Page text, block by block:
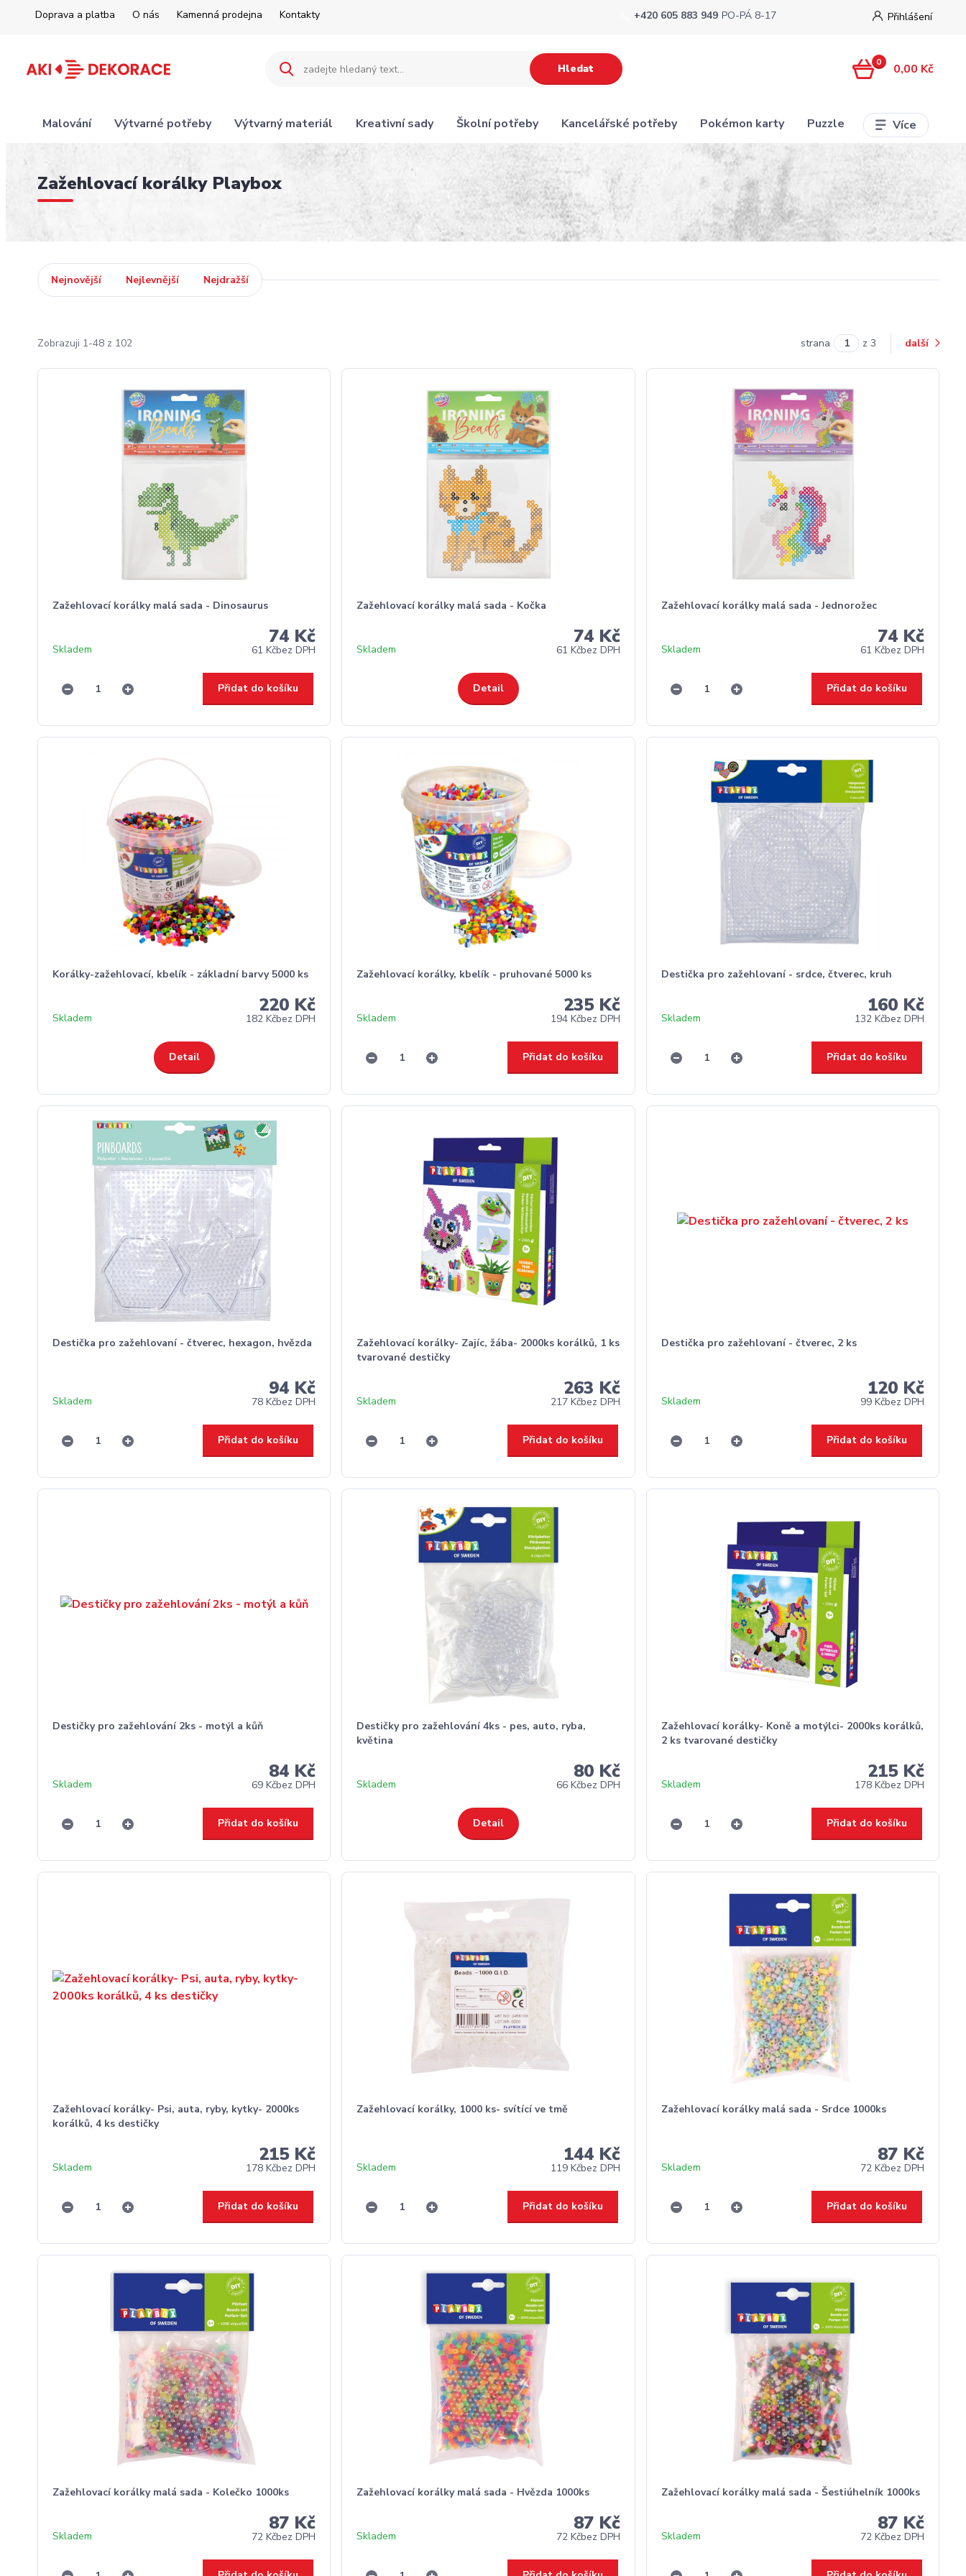
Doprava a platba O nás Kamenná prodejna Kontakty Přihlášení
Hledat
+420 605 883 949 PO-PÁ 8-17
0 0,00 Kč
Malování Výtvarné potřeby Výtvarný materiál Kreativní sady Školní potřeby Kancelářské potřeby Pokémon karty Puzzle Více
Zažehlovací korálky Playbox
Nejnovější Nejlevnější Nejdražší
Zobrazuji 1-48 z 102 strana z 3 další
Zažehlovací korálky malá sada - Dinosaurus
74 Kč
61 Kčbez DPH
Skladem
Přidat do košíku
Zažehlovací korálky malá sada - Kočka
74 Kč
61 Kčbez DPH
Skladem
Detail
Zažehlovací korálky malá sada - Jednorožec
74 Kč
61 Kčbez DPH
Skladem
Přidat do košíku
Korálky-zažehlovací, kbelík - základní barvy 5000 ks
220 Kč
182 Kčbez DPH
Skladem
Detail
Zažehlovací korálky, kbelík - pruhované 5000 ks
235 Kč
194 Kčbez DPH
Skladem
Přidat do košíku
Destička pro zažehlovaní - srdce, čtverec, kruh
160 Kč
132 Kčbez DPH
Skladem
Přidat do košíku
Destička pro zažehlovaní - čtverec, hexagon, hvězda
94 Kč
78 Kčbez DPH
Skladem
Přidat do košíku
Zažehlovací korálky- Zajíc, žába- 2000ks korálků, 1 ks
tvarované destičky
263 Kč
217 Kčbez DPH
Skladem
Přidat do košíku
Destička pro zažehlovaní - čtverec, 2 ks
120 Kč
99 Kčbez DPH
Skladem
Přidat do košíku
Destičky pro zažehlování 2ks - motýl a kůň
84 Kč
69 Kčbez DPH
Skladem
Přidat do košíku
Destičky pro zažehlování 4ks - pes, auto, ryba,
květina
80 Kč
66 Kčbez DPH
Skladem
Detail
Zažehlovací korálky- Koně a motýlci- 2000ks korálků,
2 ks tvarované destičky
215 Kč
178 Kčbez DPH
Skladem
Přidat do košíku
Zažehlovací korálky- Psi, auta, ryby, kytky- 2000ks
korálků, 4 ks destičky
215 Kč
178 Kčbez DPH
Skladem
Přidat do košíku
Zažehlovací korálky, 1000 ks- svítící ve tmě
144 Kč
119 Kčbez DPH
Skladem
Přidat do košíku
Zažehlovací korálky malá sada - Srdce 1000ks
87 Kč
72 Kčbez DPH
Skladem
Přidat do košíku
Zažehlovací korálky malá sada - Kolečko 1000ks
87 Kč
72 Kčbez DPH
Skladem
Zažehlovací korálky malá sada - Hvězda 1000ks
87 Kč
72 Kčbez DPH
Skladem
Zažehlovací korálky malá sada - Šestiúhelník 1000ks
87 Kč
72 Kčbez DPH
Skladem